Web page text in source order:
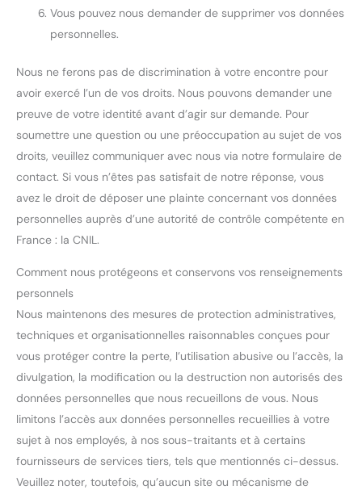
Vous pouvez nous demander de supprimer vos données
personnelles.
Nous ne ferons pas de discrimination à votre encontre pour
avoir exercé l’un de vos droits. Nous pouvons demander une
preuve de votre identité avant d’agir sur demande. Pour
soumettre une question ou une préoccupation au sujet de vos
droits, veuillez communiquer avec nous via notre formulaire de
contact. Si vous n’êtes pas satisfait de notre réponse, vous
avez le droit de déposer une plainte concernant vos données
personnelles auprès d’une autorité de contrôle compétente en
France : la CNIL.
Comment nous protégeons et conservons vos renseignements
personnels
Nous maintenons des mesures de protection administratives,
techniques et organisationnelles raisonnables conçues pour
vous protéger contre la perte, l’utilisation abusive ou l’accès, la
divulgation, la modification ou la destruction non autorisés des
données personnelles que nous recueillons de vous. Nous
limitons l’accès aux données personnelles recueillies à votre
sujet à nos employés, à nos sous-traitants et à certains
fournisseurs de services tiers, tels que mentionnés ci-dessus.
Veuillez noter, toutefois, qu’aucun site ou mécanisme de